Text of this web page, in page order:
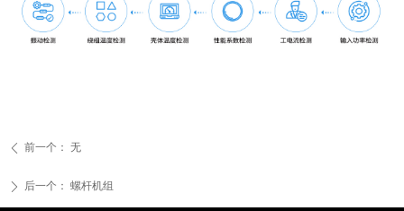
ꄴ 前一个： 无
ꄲ 后一个： 螺杆机组